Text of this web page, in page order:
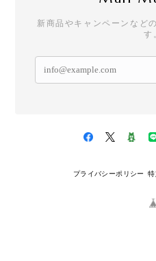
新商品やキャンペーンなど
す
プライバシーポリシー